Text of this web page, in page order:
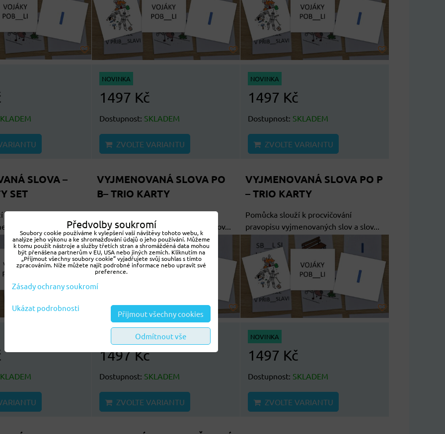
NOVINKA
1497 Kč
Dostupnost: SKLADEM
ZVOLTE VARIANTU
NOVINKA
1497 Kč
Dostupnost: SKLADEM
ZVOLTE VARIANTU
SLOVA –
SET
k procvičování
slov a slov...
VYJMENOVANÁ SLOVA PO
B– TRIO KARTY
Pomůcka slouží k procvičování
pravopisu vyjmenovaných slov a slov...
1497 Kč
Dostupnost: SKLADEM
ZVOLTE VARIANTU
VYJMENOVANÁ SLOVA PO P
– TRIO KARTY
Pomůcka slouží k procvičování
pravopisu vyjmenovaných slov a slov...
NOVINKA
1497 Kč
Dostupnost: SKLADEM
ZVOLTE VARIANTU
Předvolby soukromí
Soubory cookie používáme k vylepšení vaší návštěvy tohoto webu, k
analýze jeho výkonu a ke shromažďování údajů o jeho používání. Můžeme
k tomu použít nástroje a služby třetích stran a shromážděná data mohou
být přenášena partnerům v EU, USA nebo jiných zemích. Kliknutím na
„Přijmout všechny soubory cookie“ vyjadřujete svůj souhlas s tímto
zpracováním. Níže můžete najít podrobné informace nebo upravit své
preference.
Zásady ochrany soukromí
Ukázat podrobnosti
Přijmout všechny cookies
Odmítnout vše